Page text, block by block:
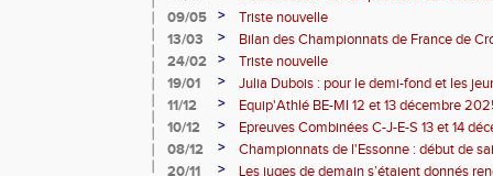
Montgeron
09/05 >
Triste nouvelle
13/03
>
Bilan des Championnats de France de
24/02
>
Triste nouvelle
19/01
>
Julia Dubois : pour le demi-fond et les
11/12
>
Equip'Athlé BE-MI 12 et 13 décembre
10/12
>
Epreuves Combinées C-J-E-S 13 et 14
08/12
>
Championnats de l'Essonne : début de
roues
20/11 >
Les juges de demain s’étaient donnés